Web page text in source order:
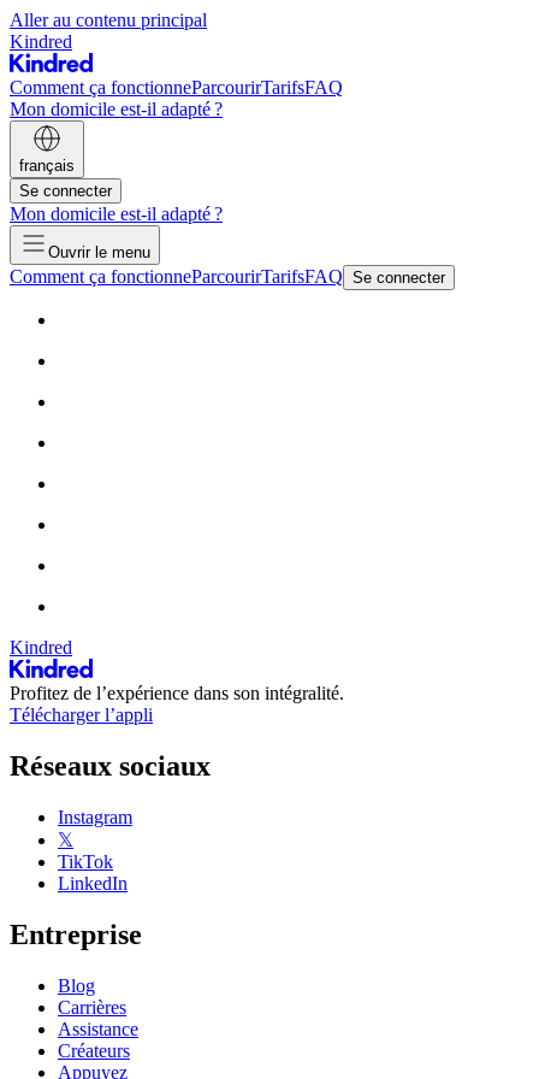
Aller au contenu principal
Kindred
Comment ça fonctionneParcourirTarifsFAQ
Mon domicile est-il adapté ?
français
Se connecter
Mon domicile est-il adapté ?
Ouvrir le menu
Comment ça fonctionneParcourirTarifsFAQ Se connecter
Kindred
Profitez de l’expérience dans son intégralité.
Télécharger l’appli
Réseaux sociaux
Instagram
𝕏
TikTok
LinkedIn
Entreprise
Blog
Carrières
Assistance
Créateurs
Appuyez